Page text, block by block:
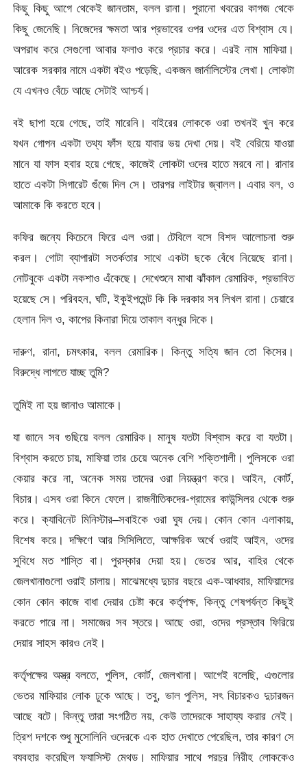
কিছু কিছু আগে থেকেই জানতাম, বলল রানা। পুরানো খবরের কাগজ থেকে
কিছু জেনেছি। নিজেদের ক্ষমতা আর প্রভাবের ওপর ওদের এত বিশ্বাস যে।
অপরাধ করে সেগুলো আবার ফলাও করে প্রচার করে। এরই নাম মাফিয়া।
আরেক সরকার নামে একটা বইও পড়েছি, একজন জার্নালিস্টের লেখা। লোকটা
যে এখনও বেঁচে আছে সেটাই আশ্চর্য।
বই ছাপা হয়ে গেছে, তাই মারেনি। বাইরের লোককে ওরা তখনই খুন করে
যখন গোপন একটা তথ্য ফাঁস হয়ে যাবার ভয় দেখা দেয়। বই বেরিয়ে যাওয়া
মানে যা ফাস হবার হয়ে গেছে, কাজেই লোকটা ওদের হাতে মরবে না। রানার
হাতে একটা সিগারেট গুঁজে দিল সে। তারপর লাইটার জ্বালল। এবার বল, ও
আমাকে কি করতে হবে।
কফির জন্যে কিচেনে ফিরে এল ওরা। টেবিলে বসে বিশদ আলোচনা শুরু
করল। গোটা ব্যাপারটা সতর্কতার সাথে একটা ছকে বেঁধে নিয়েছে রানা।
নোটবুকে একটা নকশাও এঁকেছে। দেখেশুনে মাথা ঝাঁকাল রেমারিক, প্রভাবিত
হয়েছে সে। পরিবহন, ঘটি, ইকুইপমেন্ট কি কি দরকার সব লিখল রানা। চেয়ারে
হেলান দিল ও, কাপের কিনারা দিয়ে তাকাল বন্ধুর দিকে।
দারুণ, রানা, চমৎকার, বলল রেমারিক। কিন্তু সত্যি জান তো কিসের।
বিরুদ্ধে লাগতে যাচ্ছ তুমি?
তুমিই না হয় জানাও আমাকে।
যা জানে সব গুছিয়ে বলল রেমারিক। মানুষ যতটা বিশ্বাস করে বা যতটা।
বিশ্বাস করতে চায়, মাফিয়া তার চেয়ে অনেক বেশি শক্তিশালী। পুলিসকে ওরা
কেয়ার করে না, অনেক সময় তাদের ওরা নিয়ন্ত্রণ করে। আইন, কোর্ট,
বিচার। এসব ওরা কিনে ফেলে। রাজনীতিকদের-গ্রামের কাউন্সিলর থেকে শুরু
করে। ক্যাবিনেট মিনিস্টার–সবাইকে ওরা ঘুষ দেয়। কোন কোন এলাকায়,
বিশেষ করে। দক্ষিণে আর সিসিলিতে, আক্ষরিক অর্থে ওরাই আইন, ওদের
সুবিধে মত শাস্তি বা। পুরস্কার দেয়া হয়। ভেতর আর, বাহির থেকে
জেলখানাগুলো ওরাই চালায়। মাঝেমধ্যে দুচার বছরে এক-আধবার, মাফিয়াদের
কোন কোন কাজে বাধা দেয়ার চেষ্টা করে কর্তৃপক্ষ, কিন্তু শেষপর্যন্ত কিছুই
করতে পারে না। সমাজের সব স্তরে। আছে ওরা, ওদের প্রস্তাব ফিরিয়ে
দেয়ার সাহস কারও নেই।
কর্তৃপক্ষের অস্ত্র বলতে, পুলিস, কোর্ট, জেলখানা। আগেই বলেছি, এগুলোর
ভেতর মাফিয়ার লোক ঢুকে আছে। তবু, ভাল পুলিস, সৎ বিচারকও দুচারজন
আছে বটে। কিন্তু তারা সংগঠিত নয়, কেউ তাদেরকে সাহায্য করার নেই।
ত্রিশ দশকে শুধু মুসোলিনি ওদেরকে এক হাত দেখাতে পেরেছিল, তার কারণ সে
ব্যবহার করেছিল ফ্যাসিস্ট মেথড। মাফিয়ার সাথে প্রচুর নিরীহ লোককেও